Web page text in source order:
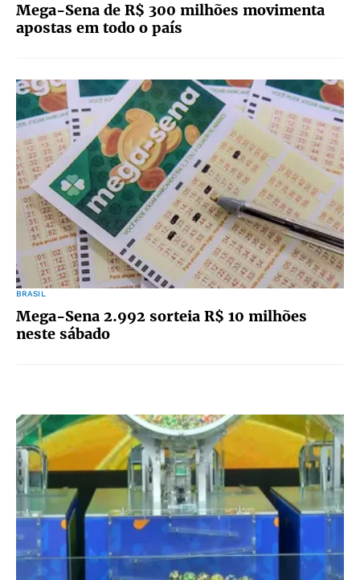
Mega-Sena de R$ 300 milhões movimenta
apostas em todo o país
BRASIL
Mega-Sena 2.992 sorteia R$ 10 milhões
neste sábado